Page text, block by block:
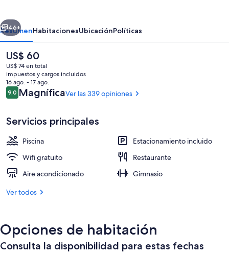
Ain
Exterior
Siguiente
46+
ResumenHabitacionesUbicaciónPolíticas
El
precio
actual
es
de
US$ 60
US$ 60
US$ 74 en total
impuestos y cargos incluidos
16 ago. - 17 ago.
Opiniones
9,09,0 de 10
MagníficaVer las 339 opiniones
Servicios principales
Piscina
Estacionamiento incluido
Wifi gratuito
Restaurante
Aire acondicionado
Gimnasio
Ver todos
Opciones de habitación
Consulta la disponibilidad para estas fechas